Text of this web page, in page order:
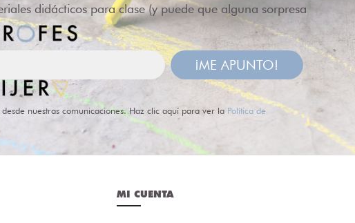
didácticos para clase (y puede que alguna sorpresa
¡ME APUNTO!
nuestras comunicaciones. Haz clic aquí para ver la Política de
MI CUENTA